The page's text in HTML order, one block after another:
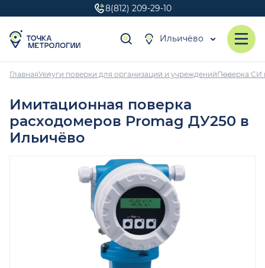
8(812) 209-29-10
Ильичёво
ГлавнаяУслуги поверки для организаций и учрежденийПоверка СИ
Имитационная поверка
расходомеров Promag ДУ250 в
Ильичёво